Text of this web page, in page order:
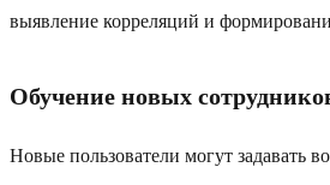
выявление корреляций и
Обучение новых
Новые пользователи могут задавать